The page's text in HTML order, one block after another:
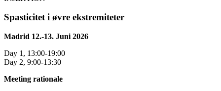
Spasticitet i øvre ekstremiteter
Madrid 12.-13. Juni 2026
Day 1, 13:00-19:00
Day 2, 9:00-13:30
Meeting rationale